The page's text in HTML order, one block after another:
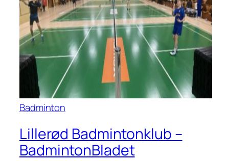
Badminton
Lillerød Badmintonklub –
BadmintonBladet